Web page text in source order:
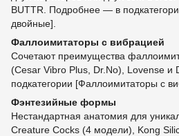
BUTTR. Подробнее — в
двойные].
Фаллоимитаторы с вибрацией
Сочетают преимущества
(Cesar Vibro Plus, Dr.No), Lovense
подкатегории [Фаллоимитаторы с
Фэнтезийные формы
Нестандартная анатомия для
Creature Cocks (4 модели), Kong